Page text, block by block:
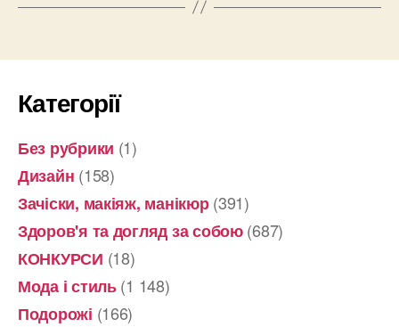
Категорії
Без рубрики (1)
Дизайн (158)
Зачіски, макіяж, манікюр(391)
Здоров'я та догляд за собою(687)
КОНКУРСИ (18)
Мода і стиль(1 148)
Подорожі (166)